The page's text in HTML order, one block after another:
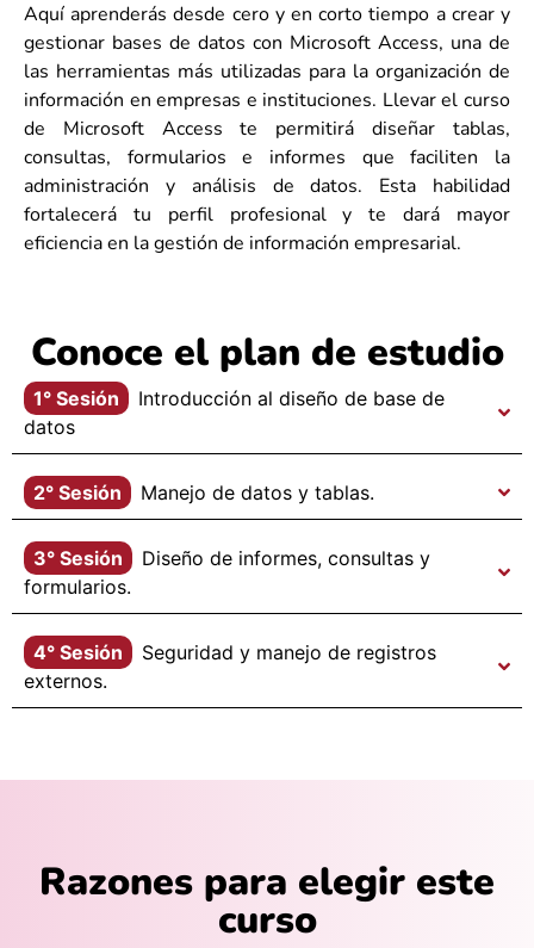
Aquí aprenderás desde cero y en corto tiempo a crear y
gestionar bases de datos con Microsoft Access, una de
las herramientas más utilizadas para la organización de
información en empresas e instituciones. Llevar el curso
de Microsoft Access te permitirá diseñar tablas,
consultas, formularios e informes que faciliten la
administración y análisis de datos. Esta habilidad
fortalecerá tu perfil profesional y te dará mayor
eficiencia en la gestión de información empresarial.
Conoce el plan de estudio
1° Sesión
Introducción al diseño de base de
datos
2° Sesión Manejo de datos y tablas.
3° Sesión
Diseño de informes, consultas y
formularios.
4° Sesión
Seguridad y manejo de registros
externos.
Razones para elegir este
curso